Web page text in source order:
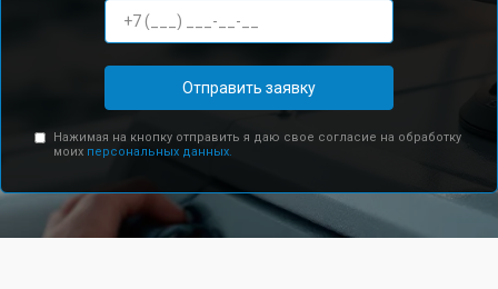
Отправить заявку
Нажимая на кнопку отправить я даю свое согласие на обработку
моих персональных данных.